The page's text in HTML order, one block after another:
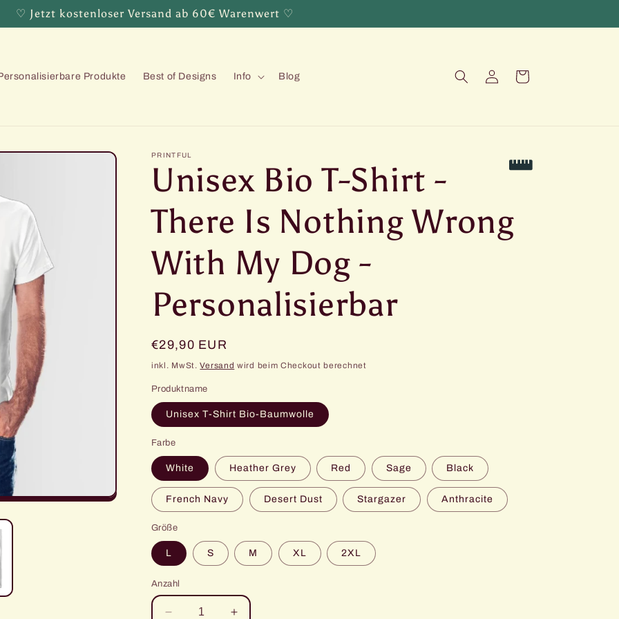
♡ Jetzt kostenloser Versand ab 60€ Warenwert ♡
Produkte Best of Designs Info Blog EinloggenWarenkorb
PRINTFUL
Unisex Bio T-Shirt -
There Is Nothing Wrong
With My Dog -
Personalisierbar
Normaler
Preis
€29,90 EUR
inkl. MwSt.Versand wird beim Checkout berechnet
Produktname
Unisex T-Shirt Bio-Baumwolle
Farbe
White Heather Grey Red Sage Black
French Navy Desert Dust Stargazer Anthracite
Größe
L S M XL 2XL
Anzahl